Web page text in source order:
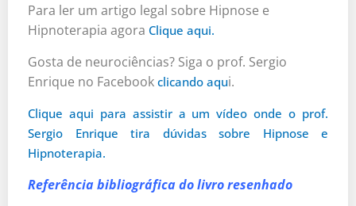
Para ler um artigo legal sobre Hipnose e
Hipnoterapia agora Clique aqui.
Gosta de neurociências? Siga o prof. Sergio
Enrique no Facebook clicando aqui.
Clique aqui para assistir a um vídeo onde o prof.
Sergio Enrique tira dúvidas sobre Hipnose e
Hipnoterapia.
Referência bibliográfica do livro resenhado